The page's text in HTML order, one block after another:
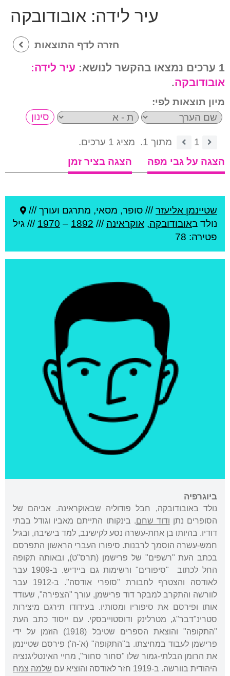
עיר לידה: אובודובקה
חזרה לדף התוצאות
1 ערכים נמצאו בהקשר לנושא:
עיר לידה:
אובודובקה.
מיון תוצאות לפי:
1 מתוך 1.
מציג 1 ערכים.
הצגה על גבי מפה
הצגה בציר זמן
שטיינמן אליעזר/// סופר, מסאי, מתרגם ועורך ///
נולד באובודובקה, אוקראינה ///
1892
–
1970 /// גיל
פטירה: 78
ביוגרפיה
נולד באובודובקה, חבל פודוליה שבאוקראינה. אביהם של
הסופרים נתן ודוד שחם. בינקותו התייתם מאביו וגודל בבתי
דודיו. בהיותו בן אחת-עשרה נסע לקישינב, למד בישיבה, ובגיל
חמש-עשרה הוסמך לרבנות. סיפורו העברי הראשון התפרסם
בכתב העת "רשפים" של פרישמן (תרס"ט), ובאותה תקופה
החל לכתוב "סיפורים" ורשימות גם ביידיש. ב-1909 עבר
לאודסה והצטרף לחבורת "סופרי אודסה". ב-1912 עבר
לוורשה והתקרב למבקר דוד פרישמן, עורך "הצפירה", שעודד
אותו ופירסם את סיפוריו ומסותיו. בעידודו תירגם מיצירות
סטרינ"דבר"ג, מטרלינק ודוסטוייבסקי. עם ייסוד כתב העת
"התקופה" והוצאת הספרים שטיבל (1918) הוזמן על ידי
פרישמן לעבוד במחיצתו. ב"התקופה" (א'-ה') פירסם שטיינמן
את הרומן הבלתי-גמור שלו "סחור סחור", מחיי האינטליגנציה
היהודית בוורשה. ב-1919 חזר לאודסה והוציא עם
שלמה צמח